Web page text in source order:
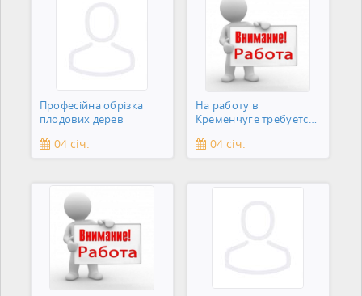
Професійна обрізка
плодових дерев
04 січ.
На работу в
Кременчуге требуется
04 січ.